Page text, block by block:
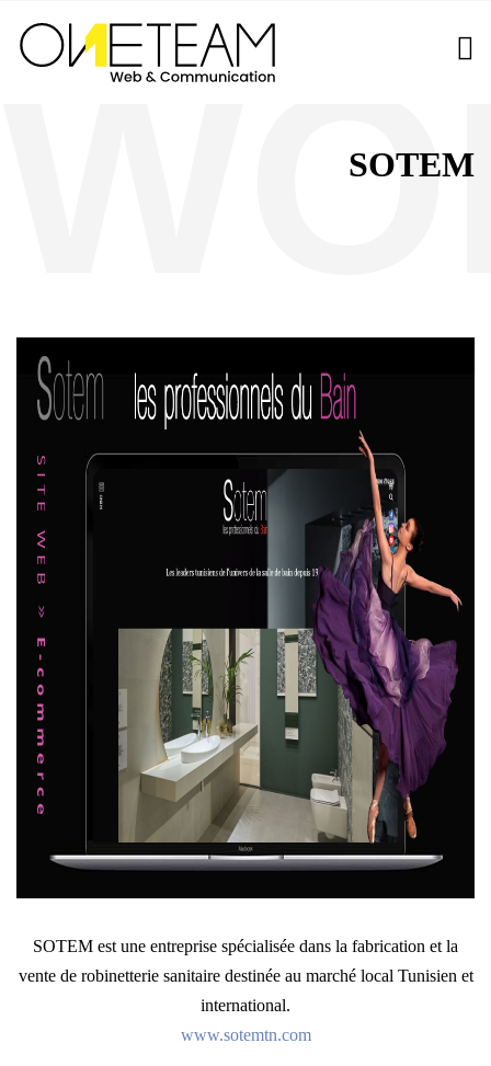
SOTEM
SOTEM est une entreprise spécialisée dans la fabrication et la
vente de robinetterie sanitaire destinée au marché local Tunisien et
international.
www.sotemtn.com